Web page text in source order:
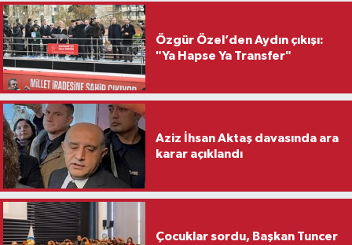
Özgür Özel’den Aydın çıkışı:
"Ya Hapse Ya Transfer"
Aziz İhsan Aktaş davasında ara
karar açıklandı
Çocuklar sordu, Başkan Tuncer